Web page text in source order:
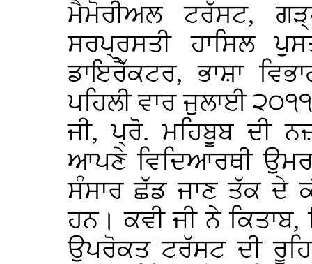
ਮੈਮੋਰੀਅਲ ਟਰੱਸਟ,
ਸਰਪ੍ਰਸਤੀ ਹਾਸਿਲ
ਡਾਇਰੈੱਕਟਰ, ਭਾਸ਼ਾ
ਪਹਿਲੀ ਵਾਰ ਜੁਲਾਈ
ਜੀ, ਪ੍ਰੋ. ਮਹਿਬੂਬ ਦੀ
ਆਪਣੇ ਵਿਦਿਆਰਥੀ
ਸੰਸਾਰ ਛੱਡ ਜਾਣ ਤੱਕ ਦੇ
ਹਨ। ਕਵੀ ਜੀ ਨੇ
ਉਪਰੋਕਤ ਟਰੱਸਟ ਦੀ